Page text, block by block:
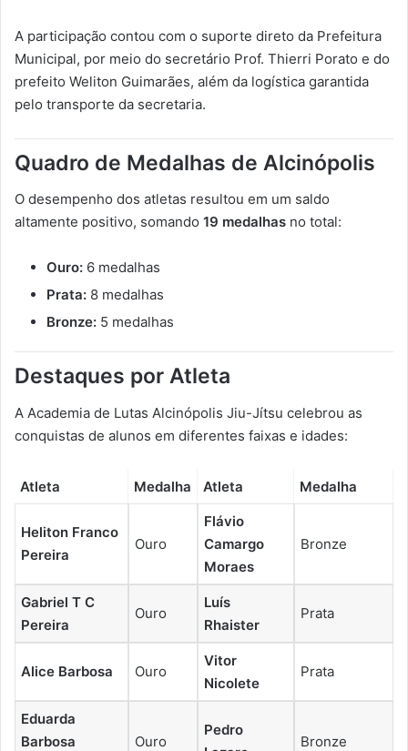
A participação contou com o suporte direto da Prefeitura
Municipal, por meio do secretário Prof. Thierri Porato e do
prefeito Weliton Guimarães, além da logística garantida
pelo transporte da secretaria.
Quadro de Medalhas de Alcinópolis
O desempenho dos atletas resultou em um saldo
altamente positivo, somando 19 medalhas no total:
Ouro: 6 medalhas
Prata: 8 medalhas
Bronze: 5 medalhas
Destaques por Atleta
A Academia de Lutas Alcinópolis Jiu-Jítsu celebrou as
conquistas de alunos em diferentes faixas e idades:
Atleta Medalha Atleta Medalha
Heliton Franco
Pereira
Ouro
Flávio
Camargo
Moraes
Bronze
Gabriel T C
Pereira
Ouro
Luís
Rhaister
Prata
Alice Barbosa Ouro
Vitor
Nicolete
Prata
Eduarda
Barbosa
Ouro
Pedro
Bronze